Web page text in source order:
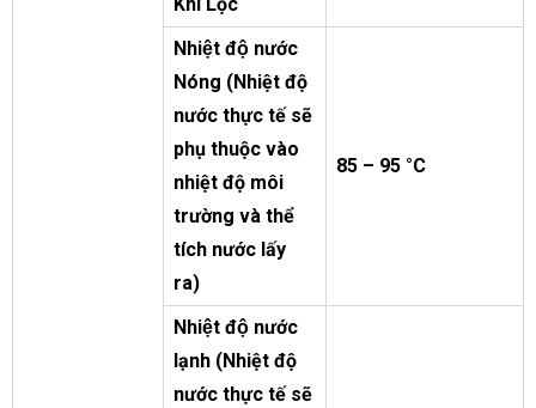
Nhiệt độ nước
Nóng (Nhiệt độ
nước thực tế sẽ
phụ thuộc vào
nhiệt độ môi
trường và thể
tích nước lấy
ra)
85 – 95 °C
Nhiệt độ nước
lạnh (Nhiệt độ
nước thực tế sẽ